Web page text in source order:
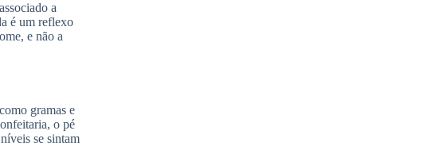
a
é um reflexo
e não a
gramas e
o pé
se sintam